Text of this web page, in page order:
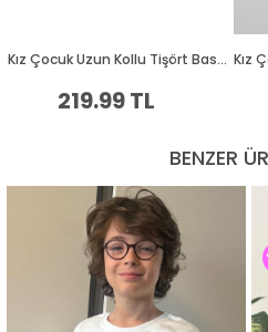
BENZER